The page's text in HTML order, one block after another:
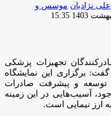
موسس و
تجهیزات پزشکی
برگزاری این نمایشگاه
توسعه و پیشرفت صادرات
آسیب‌هایی در این زمینه
ارز نیمایی است.